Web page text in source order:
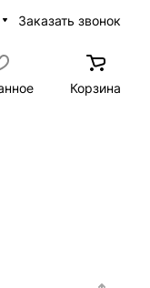
Заказать звонок
Корзина